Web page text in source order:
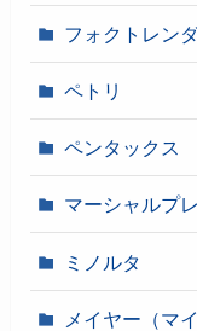
フォクトレン
ペトリ
ペンタックス
マーシャルプ
ミノルタ
メイヤー（マ